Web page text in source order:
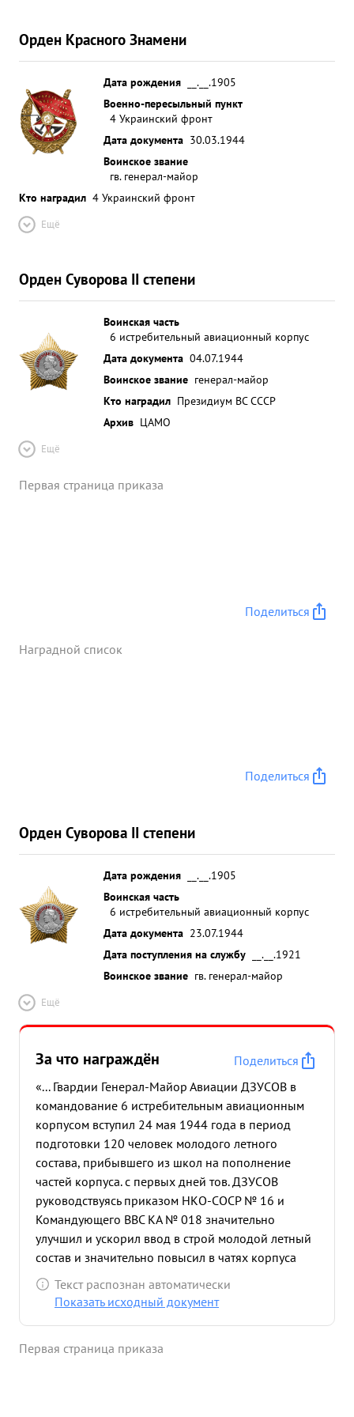
Орден Красного Знамени
Дата рождения
__.__.1905
Военно-пересыльный пункт
4 Украинский фронт
Дата документа 30.03.1944
Воинское звание
гв. генерал-майор
Кто наградил 4 Украинский фронт
Ещё
Орден Суворова II степени
Воинская часть
6 истребительный авиационный корпус
Дата документа 04.07.1944
Воинское звание генерал-майор
Кто наградил Президиум ВС СССР
Архив ЦАМО
Ещё
Первая страница приказа
Поделиться
Наградной список
Поделиться
Орден Суворова II степени
Дата рождения
__.__.1905
Воинская часть
6 истребительный авиационный корпус
Дата документа 23.07.1944
Дата поступления на службу
__.__.1921
Воинское звание гв. генерал-майор
Ещё
За что награждён
Поделиться
«... Гвардии Генерал-Майор Авиации ДЗУСОВ в
командование 6 истребительным авиационным
корпусом вступил 24 мая 1944 года в период
подготовки 120 человек молодого летного
состава, прибывшего из школ на пополнение
частей корпуса. с первых дней тов. ДЗУСОВ
руководствуясь приказом НКО-СОСР № 16 и
Командующего ВВС КА № 018 значительно
улучшил и ускорил ввод в строй молодой летный
состав и значительно повысил в чатях корпуса
дисциплину и боеспособность летного состава. в
период летних наступательных операции 1
строил боевую работу корпуса, хорошо
Текст распознан автоматически
Показать исходный документ
Первая страница приказа